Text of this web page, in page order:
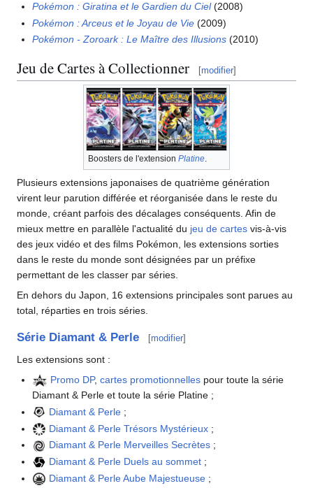
Pokémon : Giratina et le Gardien du Ciel(2008)
Pokémon : Arceus et le Joyau de Vie (2009)
Pokémon - Zoroark : Le Maître des Illusions (2010)
Jeu de Cartes à Collectionner [modifier]
Boosters de l'extension Platine
Plusieurs extensions japonaises de quatrième génération
virent leur parution différée et réorganisée dans le reste du
monde, créant parfois des décalages conséquents. Afin de
mieux mettre en parallèle l'actualité du jeu de cartes vis-à-vis
des jeux vidéo et des films Pokémon, les extensions sorties
dans le reste du monde sont désignées par un préfixe
permettant de les classer par séries.
En dehors du Japon, 16 extensions principales sont parues au
total, réparties en trois séries.
Série Diamant & Perle [modifier]
Les extensions sont :
Promo DP,cartes promotionnelles pour toute la série
Diamant & Perle et toute la série Platine ;
Diamant & Perle ;
Diamant & Perle Trésors Mystérieux ;
Diamant & Perle Merveilles Secrètes ;
Diamant & Perle Duels au sommet ;
Diamant & Perle Aube Majestueuse ;